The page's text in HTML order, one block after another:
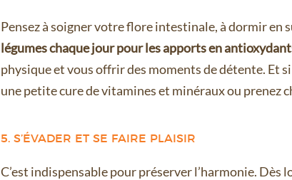
Pensez à soigner votre flore intestinale, à dormir en
légumes chaque jour pour les apports en
physique et vous offrir des moments de détente. Et
une petite cure de vitamines et minéraux ou prenez
5. S’ÉVADER ET SE FAIRE PLAISIR
C’est indispensable pour préserver l’harmonie. Dès